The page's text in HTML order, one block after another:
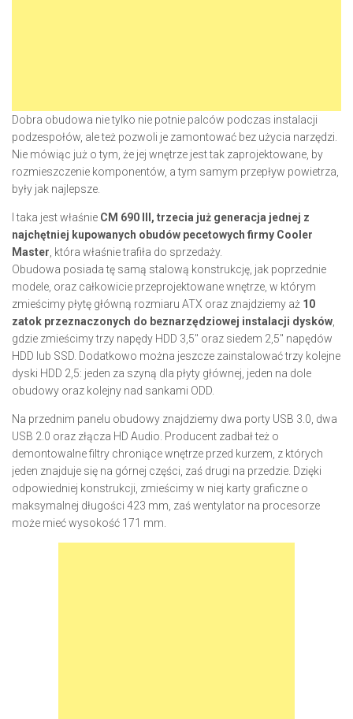
Dobra obudowa nie tylko nie potnie palców podczas instalacji
podzespołów, ale też pozwoli je zamontować bez użycia narzędzi.
Nie mówiąc już o tym, że jej wnętrze jest tak zaprojektowane, by
rozmieszczenie komponentów, a tym samym przepływ powietrza,
były jak najlepsze.
I taka jest właśnie CM 690 III, trzecia już generacja jednej z
najchętniej kupowanych obudów pecetowych firmy Cooler
Master , która właśnie trafiła do sprzedaży.
Obudowa posiada tę samą stalową konstrukcję, jak poprzednie
modele, oraz całkowicie przeprojektowane wnętrze, w którym
zmieścimy płytę główną rozmiaru ATX oraz znajdziemy aż 10
zatok przeznaczonych do beznarzędziowej instalacji dysków
gdzie zmieścimy trzy napędy HDD 3,5″ oraz siedem 2,5″ napędów
HDD lub SSD. Dodatkowo można jeszcze zainstalować trzy kolejne
dyski HDD 2,5: jeden za szyną dla płyty głównej, jeden na dole
obudowy oraz kolejny nad sankami ODD.
Na przednim panelu obudowy znajdziemy dwa porty USB 3.0, dwa
USB 2.0 oraz złącza HD Audio. Producent zadbał też o
demontowalne filtry chroniące wnętrze przed kurzem, z których
jeden znajduje się na górnej części, zaś drugi na przedzie. Dzięki
odpowiedniej konstrukcji, zmieścimy w niej karty graficzne o
maksymalnej długości 423 mm, zaś wentylator na procesorze
może mieć wysokość 171 mm.